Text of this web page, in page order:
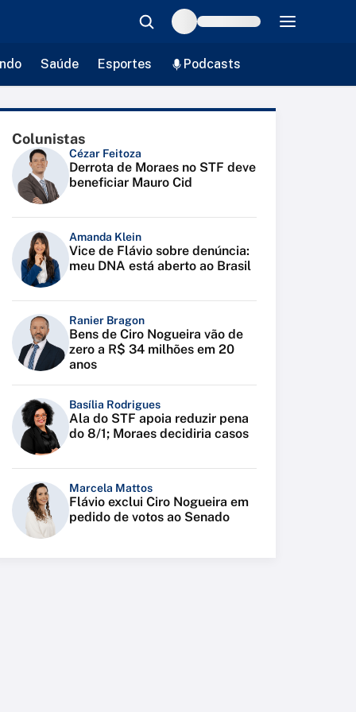
Saúde Esportes Podcasts
Colunistas
Cézar Feitoza
Derrota de Moraes no STF deve
beneficiar Mauro Cid
Amanda Klein
Vice de Flávio sobre denúncia:
meu DNA está aberto ao Brasil
Ranier Bragon
Bens de Ciro Nogueira vão de
zero a R$ 34 milhões em 20
anos
Basília Rodrigues
Ala do STF apoia reduzir pena
do 8/1; Moraes decidiria casos
Marcela Mattos
Flávio exclui Ciro Nogueira em
pedido de votos ao Senado